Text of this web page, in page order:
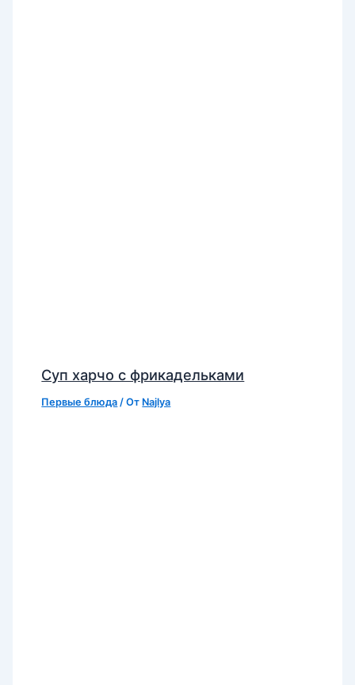
Суп харчо с фрикадельками
Первые блюда / От Najlya